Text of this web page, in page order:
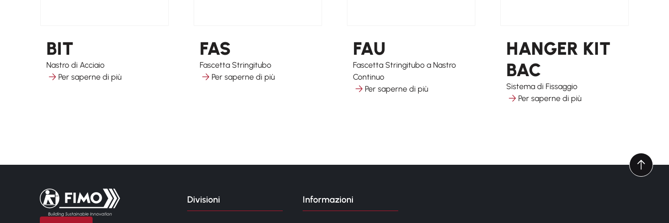
BIT
Nastro di Acciaio
Per saperne di più
FAS
Fascetta Stringitubo
Per saperne di più
FAU
Fascetta Stringitubo a Nastro
Continuo
Per saperne di più
HANGER KIT
BAC
Sistema di Fissaggio
Per saperne di più
Torna alla pagina iniziale
Divisioni Informazioni